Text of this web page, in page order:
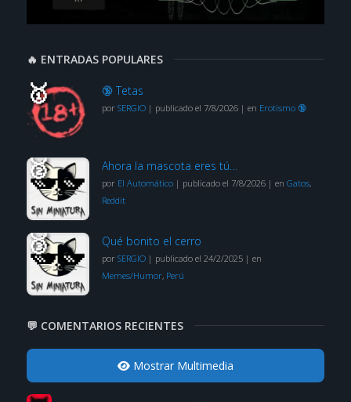
🔥 ENTRADAS POPULARES
🔞 Tetas
por SERGIO| publicado el 7/8/2026| en Erotismo 🔞
Ahora la mascota eres tú…
por El Automático| publicado el 7/8/2026| en Gatos,
Reddit
Qué bonito el cerro
por SERGIO| publicado el 24/2/2025| en
Memes/Humor, Perú
💬 COMENTARIOS RECIENTES
Mostrar Multimedia